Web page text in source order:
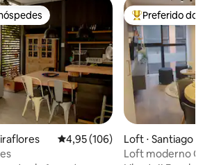
preferidos dos hóspedes
4,95 de uma avaliação média de
4,95 (106)
Entre os
Preferido dos
Loft ⋅ Santiago de
Loft moderno CC